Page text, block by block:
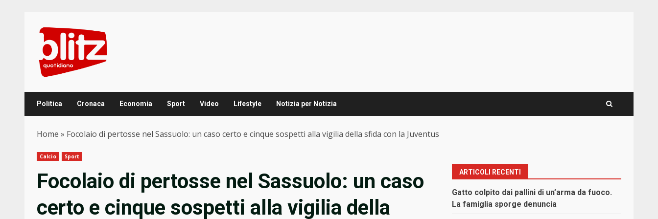
content
Politica Cronaca Economia Sport Video Lifestyle Notizia per Notizia
Home » Focolaio di pertosse nel Sassuolo: un caso certo e cinque sospetti alla vigilia della sfida con la Juventus
Calcio Sport
Focolaio di pertosse nel Sassuolo: un caso
certo e cinque sospetti alla vigilia della
ARTICOLI RECENTI
Gatto colpito dai pallini di un’arma da fuoco.
La famiglia sporge denuncia